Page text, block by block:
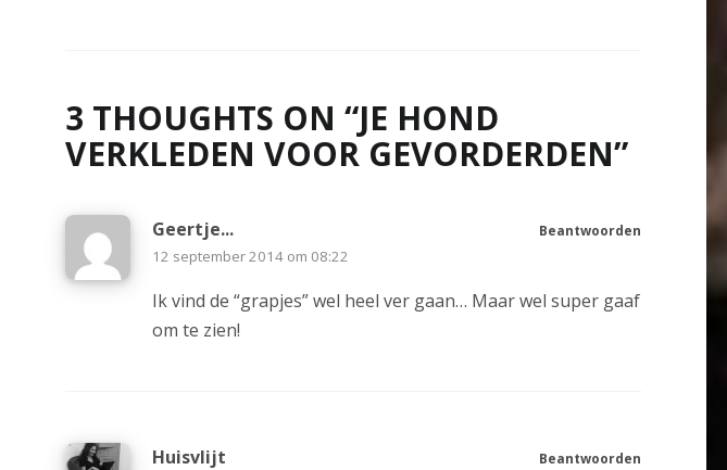
3 THOUGHTS ON “JE HOND
VERKLEDEN VOOR GEVORDERDEN”
Geertje...
12 september 2014 om 08:22
Ik vind de “grapjes” wel heel ver gaan… Maar wel super gaaf
om te zien!
Beantwoorden
Huisvlijt Beantwoorden